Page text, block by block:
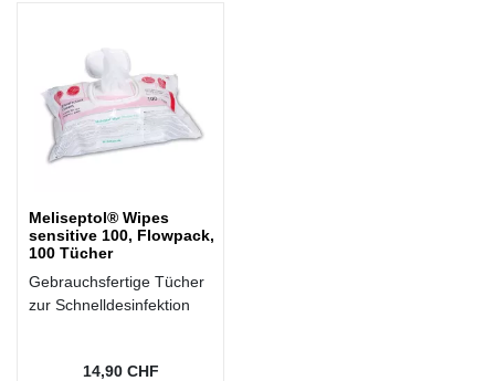
Meliseptol® Wipes
sensitive 100, Flowpack,
100 Tücher
Gebrauchsfertige Tücher
zur Schnelldesinfektion
14,90 CHF